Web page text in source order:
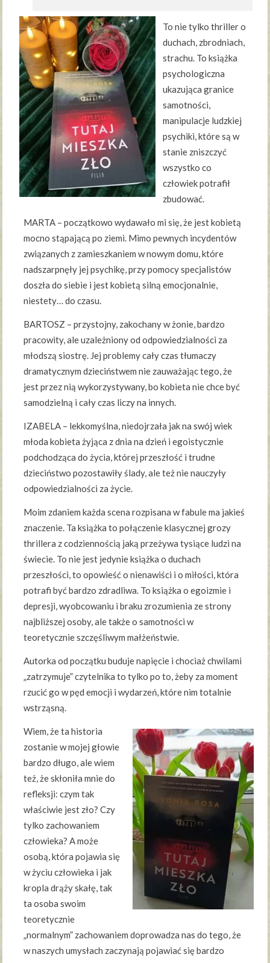
To nie tylko thriller o
duchach, zbrodniach,
strachu. To książka
psychologiczna
ukazująca granice
samotności,
manipulacje ludzkiej
psychiki, które są w
stanie zniszczyć
wszystko co
człowiek potrafił
zbudować.
MARTA – początkowo wydawało mi się, że jest kobietą
mocno stąpającą po ziemi. Mimo pewnych incydentów
związanych z zamieszkaniem w nowym domu, które
nadszarpnęły jej psychikę, przy pomocy specjalistów
doszła do siebie i jest kobietą silną emocjonalnie,
niestety… do czasu.
BARTOSZ – przystojny, zakochany w żonie, bardzo
pracowity, ale uzależniony od odpowiedzialności za
młodszą siostrę. Jej problemy cały czas tłumaczy
dramatycznym dzieciństwem nie zauważając tego, że
jest przez nią wykorzystywany, bo kobieta nie chce być
samodzielną i cały czas liczy na innych.
IZABELA – lekkomyślna, niedojrzała jak na swój wiek
młoda kobieta żyjąca z dnia na dzień i egoistycznie
podchodząca do życia, której przeszłość i trudne
dzieciństwo pozostawiły ślady, ale też nie nauczyły
odpowiedzialności za życie.
Moim zdaniem każda scena rozpisana w fabule ma jakieś
znaczenie. Ta książka to połączenie klasycznej grozy
thrillera z codziennością jaką przeżywa tysiące ludzi na
świecie. To nie jest jedynie książka o duchach
przeszłości, to opowieść o nienawiści i o miłości, która
potrafi być bardzo zdradliwa. To książka o egoizmie i
depresji, wyobcowaniu i braku zrozumienia ze strony
najbliższej osoby, ale także o samotności w
teoretycznie szczęśliwym małżeństwie.
Autorka od początku buduje napięcie i chociaż chwilami
„zatrzymuje” czytelnika to tylko po to, żeby za moment
rzucić go w pęd emocji i wydarzeń, które nim totalnie
wstrząsną.
Wiem, że ta historia
zostanie w mojej głowie
bardzo długo, ale wiem
też, że skłoniła mnie do
refleksji: czym tak
właściwie jest zło? Czy
tylko zachowaniem
człowieka? A może
osobą, która pojawia się
w życiu człowieka i jak
kropla drąży skałę, tak
ta osoba swoim
teoretycznie
„normalnym” zachowaniem doprowadza nas do tego, że
w naszych umysłach zaczynają pojawiać się bardzo